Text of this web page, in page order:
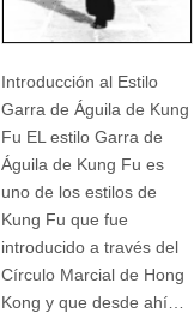
Introducción al Estilo
Garra de Águila de Kung
Fu EL estilo Garra de
Águila de Kung Fu es
uno de los estilos de
Kung Fu que fue
introducido a través del
Círculo Marcial de Hong
Kong y que desde ahí…